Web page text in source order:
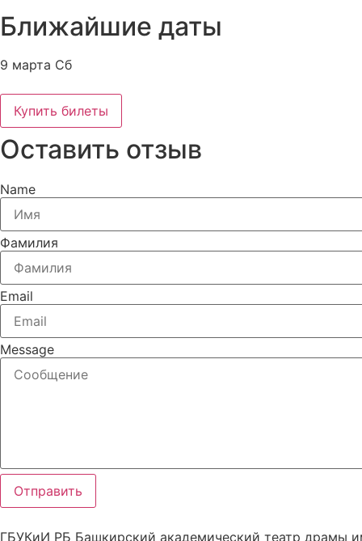
Ближайшие даты
9 марта Сб
Купить билеты
Оставить отзыв
Name
Фамилия
Email
Message
Отправить
ГБУКиИ РБ Башкирский академический театр драмы